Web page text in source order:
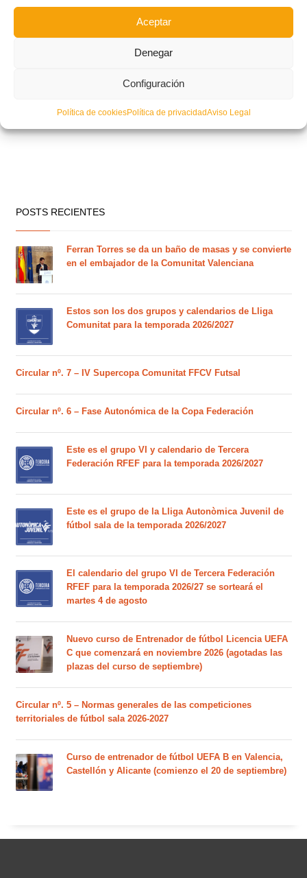
Aceptar
Denegar
Configuración
Política de cookiesPolítica de privacidadAviso Legal
POSTS RECIENTES
Ferran Torres se da un baño de masas y se convierte
en el embajador de la Comunitat Valenciana
Estos son los dos grupos y calendarios de Lliga
Comunitat para la temporada 2026/2027
Circular nº. 7 – IV Supercopa Comunitat FFCV Futsal
Circular nº. 6 – Fase Autonómica de la Copa Federación
Este es el grupo VI y calendario de Tercera
Federación RFEF para la temporada 2026/2027
Este es el grupo de la Lliga Autonòmica Juvenil de
fútbol sala de la temporada 2026/2027
El calendario del grupo VI de Tercera Federación
RFEF para la temporada 2026/27 se sorteará el
martes 4 de agosto
Nuevo curso de Entrenador de fútbol Licencia UEFA
C que comenzará en noviembre 2026 (agotadas las
plazas del curso de septiembre)
Circular nº. 5 – Normas generales de las competiciones
territoriales de fútbol sala 2026-2027
Curso de entrenador de fútbol UEFA B en Valencia,
Castellón y Alicante (comienzo el 20 de septiembre)